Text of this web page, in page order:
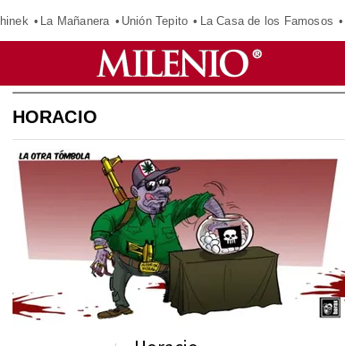
La Mañanera Unión Tepito La Casa de los Famosos
HORACIO